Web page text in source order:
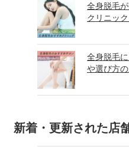
全身脱毛
クリニッ
全身脱毛
や選び方
新着・更新された店